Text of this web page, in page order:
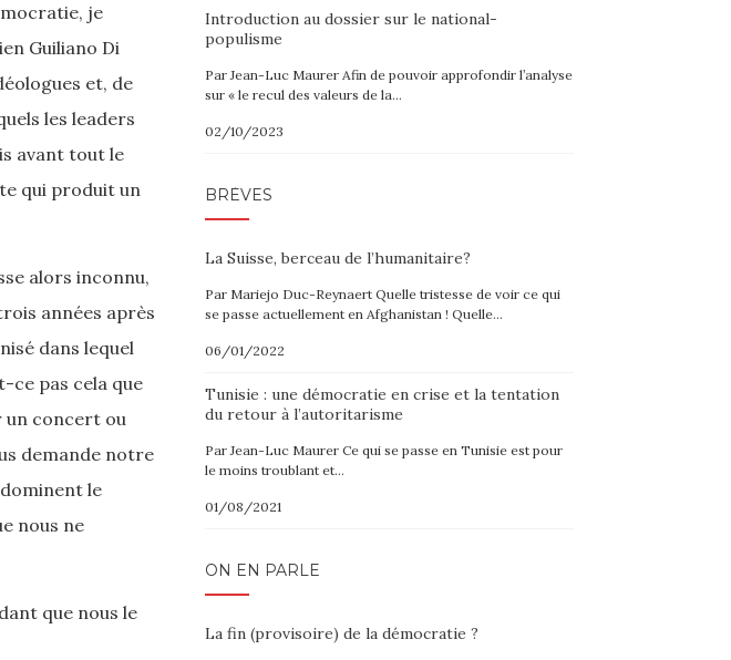
je
Guiliano Di
et, de
les leaders
avant tout le
qui produit un
alors inconnu,
années après
dans lequel
ce pas cela que
un concert ou
demande notre
le
nous ne
que nous le
Introduction au dossier sur le national-
populisme
Par Jean-Luc Maurer Afin de pouvoir approfondir l’analyse
sur « le recul des valeurs de la…
02/10/2023
BRÈVES
La Suisse, berceau de l’humanitaire?
Par Mariejo Duc-Reynaert Quelle tristesse de voir ce qui
se passe actuellement en Afghanistan ! Quelle…
06/01/2022
Tunisie : une démocratie en crise et la tentation
du retour à l’autoritarisme
Par Jean-Luc Maurer Ce qui se passe en Tunisie est pour
le moins troublant et…
01/08/2021
ON EN PARLE
La fin (provisoire) de la démocratie ?